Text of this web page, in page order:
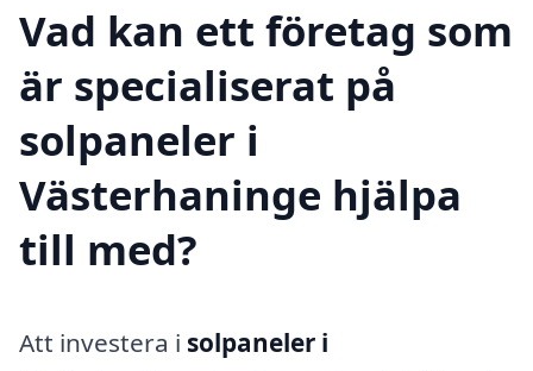
Vad kan ett företag som
är specialiserat på
solpaneler i
Västerhaninge hjälpa
till med?
Att investera i solpaneler i